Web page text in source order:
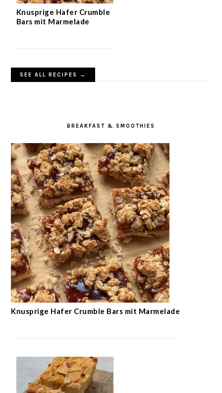
Knusprige Hafer Crumble
Bars mit Marmelade
SEE ALL RECIPES →
BREAKFAST & SMOOTHIES
Knusprige Hafer Crumble Bars mit Marmelade